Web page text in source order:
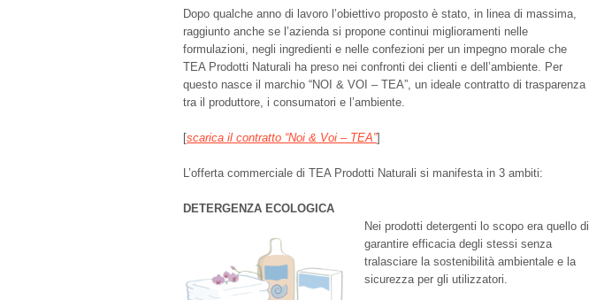
Dopo qualche anno di lavoro l’obiettivo proposto è stato, in linea di massima,
raggiunto anche se l’azienda si propone continui miglioramenti nelle
formulazioni, negli ingredienti e nelle confezioni per un impegno morale che
TEA Prodotti Naturali ha preso nei confronti dei clienti e dell’ambiente. Per
questo nasce il marchio “NOI & VOI – TEA”, un ideale contratto di trasparenza
tra il produttore, i consumatori e l’ambiente.
[scarica il contratto “Noi & Voi – TEA”]
L’offerta commerciale di TEA Prodotti Naturali si manifesta in 3 ambiti:
DETERGENZA ECOLOGICA
Nei prodotti detergenti lo scopo era quello di
garantire efficacia degli stessi senza
tralasciare la sostenibilità ambientale e la
sicurezza per gli utilizzatori.